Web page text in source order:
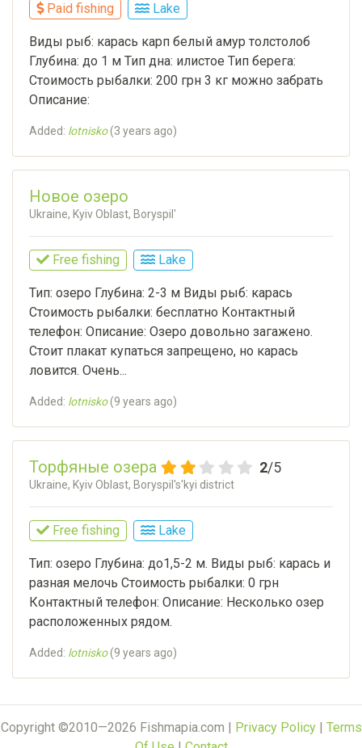
Paid fishing Lake
Виды рыб: карась карп белый амур толстолоб
Глубина: до 1 м Тип дна: илистое Тип берега:
Стоимость рыбалки: 200 грн 3 кг можно забрать
Описание:
Added: lotnisko(3 years ago)
Новое озеро
Ukraine, Kyiv Oblast, Boryspil'
Free fishing Lake
Тип: озеро Глубина: 2-3 м Виды рыб: карась
Стоимость рыбалки: бесплатно Контактный
телефон: Описание: Озеро довольно загажено.
Стоит плакат купаться запрещено, но карась
ловится. Очень...
Added: lotnisko(9 years ago)
Торфяные озера 2/5
Ukraine, Kyiv Oblast, Boryspil's'kyi district
Free fishing Lake
Тип: озеро Глубина: до1,5-2 м. Виды рыб: карась и
разная мелочь Стоимость рыбалки: 0 грн
Контактный телефон: Описание: Несколько озер
расположенных рядом.
Added: lotnisko(9 years ago)
Copyright ©2010—2026 Fishmapia.com | Privacy Policy| Terms